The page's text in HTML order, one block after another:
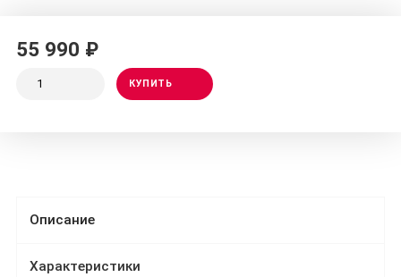
55 990 ₽
КУПИТЬ
Описание
Характеристики